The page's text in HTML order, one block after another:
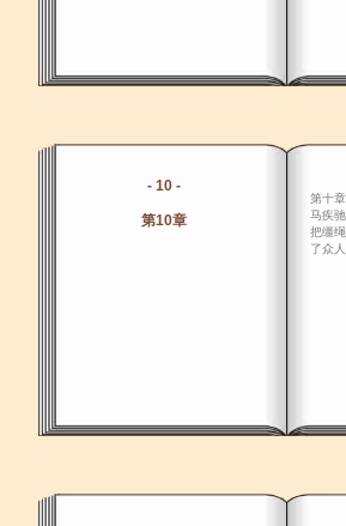
- 10 -
第10章
第十
马疾
把缰
了众人